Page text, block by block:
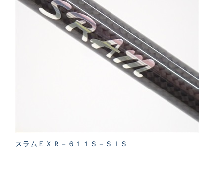
スラムＥＸＲ－６１１Ｓ－ＳＩＳ